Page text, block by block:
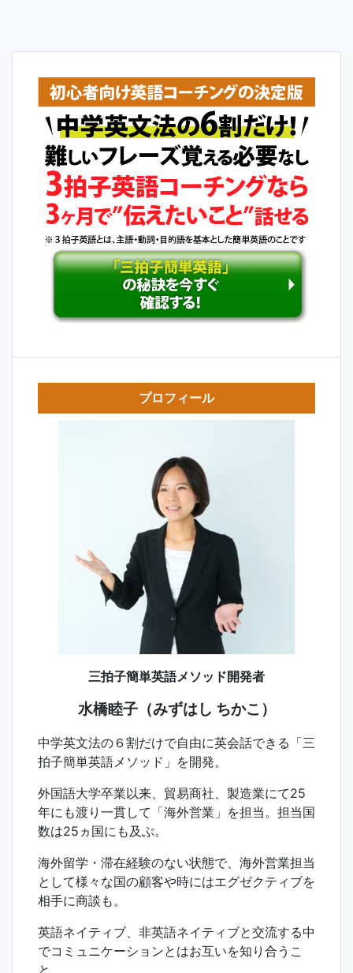
ナ
プロフィール
三拍子簡単英語メソッド開発者
水橋睦子（みずはし ちかこ）
中学英文法の６割だけで自由に英会話できる「三
拍子簡単英語メソッド」を開発。
外国語大学卒業以来、貿易商社、製造業にて25
年にも渡り一貫して「海外営業」を担当。担当国
数は25ヵ国にも及ぶ。
海外留学・滞在経験のない状態で、海外営業担当
として様々な国の顧客や時にはエグゼクティブを
相手に商談も。
英語ネイティブ、非英語ネイティブと交流する中
でコミュニケーションとはお互いを知り合うこ
と。